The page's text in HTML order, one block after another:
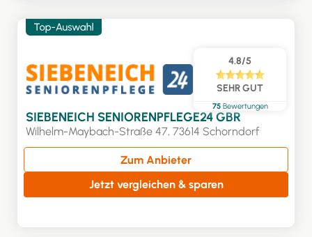
4.8/5
SEHR GUT
75 Bewertungen
SIEBENEICH SENIORENPFLEGE24 GBR
Wilhelm-Maybach-Straße 47, 73614 Schorndorf
Zum Anbieter
Jetzt vergleichen & sparen